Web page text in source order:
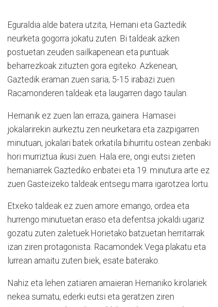
Eguraldia alde batera utzita, Hernani eta Gaztedik
neurketa gogorra jokatu zuten. Bi taldeak azken
postuetan zeuden sailkapenean eta puntuak
beharrezkoak zituzten gora egiteko. Azkenean,
Gaztedik eraman zuen saria; 5-15 irabazi zuen
Racamonderen taldeak eta laugarren dago taulan.
Hernanik ez zuen lan erraza, gainera. Hamasei
jokalarirekin aurkeztu zen neurketara eta zazpigarren
minutuan, jokalari batek orkatila bihurritu ostean zenbaki
hori murriztua ikusi zuen. Hala ere, ongi eutsi zieten
hernaniarrek Gaztediko enbatei eta 19. minutura arte ez
zuen Gasteizeko taldeak entsegu marra igarotzea lortu.
Etxeko taldeak ez zuen amore emango, ordea eta
hurrengo minutuetan eraso eta defentsa jokaldi ugariz
gozatu zuten zaletuek.Horietako batzuetan herritarrak
izan ziren protagonista. Racamondek Vega plakatu eta
lurrean amaitu zuten biek, esate baterako.
Nahiz eta lehen zatiaren amaieran Hernaniko kirolariek
nekea sumatu, ederki eutsi eta geratzen ziren